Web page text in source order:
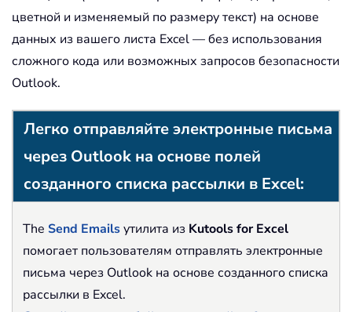
цветной и изменяемый по размеру текст) на основе
данных из вашего листа Excel — без использования
сложного кода или возможных запросов безопасности
Outlook.
Легко отправляйте электронные письма
через Outlook на основе полей
созданного списка рассылки в Excel:
The Send Emailsутилита из Kutools for Excel
помогает пользователям отправлять электронные
письма через Outlook на основе созданного списка
рассылки в Excel.